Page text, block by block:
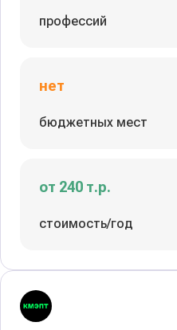
профессий
нет
бюджетных мест
от 240 т.р.
стоимость/год